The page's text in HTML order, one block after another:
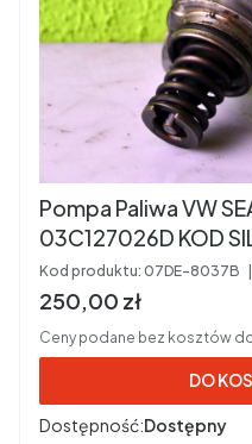
Pompa Paliwa VW
Kod produktu: 07DE-8037B
Cena brutto
250,00 zł
Ceny podane bez kosztów
DO
Dostępność:Dostępny